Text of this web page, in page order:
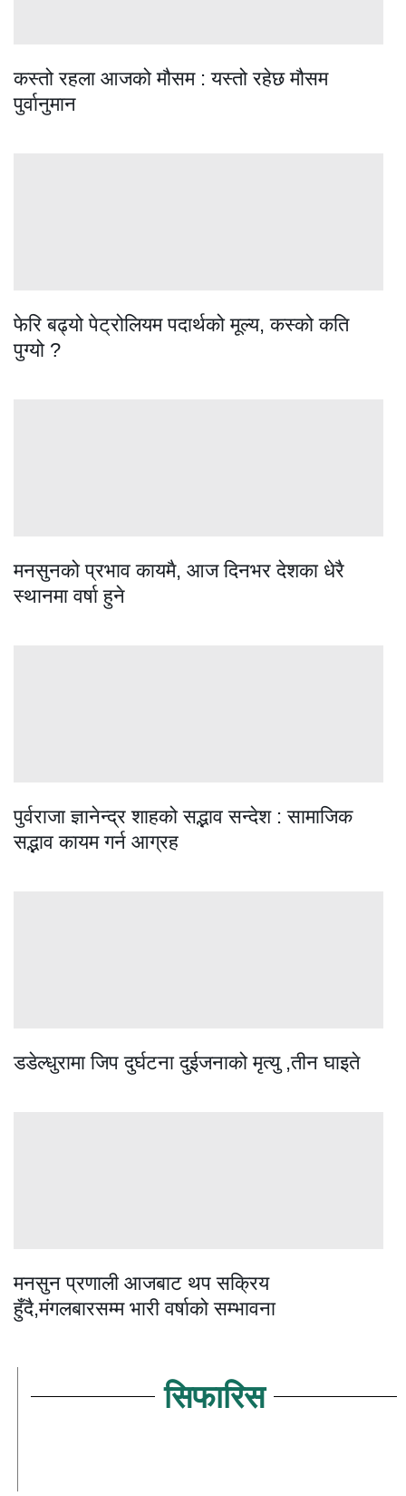
सिफारिस
कस्तो रहला आजको मौसम : यस्तो रहेछ मौसम
पुर्वानुमान
फेरि बढ्यो पेट्रोलियम पदार्थको मूल्य, कस्को कति
पुग्यो ?
मनसुनको प्रभाव कायमै, आज दिनभर देशका धेरै
स्थानमा वर्षा हुने
पुर्वराजा ज्ञानेन्द्र शाहको सद्भाव सन्देश : सामाजिक
सद्भाव कायम गर्न आग्रह
डडेल्धुरामा जिप दुर्घटना दुईजनाको मृत्यु ,तीन घाइते
मनसुन प्रणाली आजबाट थप सक्रिय
हुँदै,मंगलबारसम्म भारी वर्षाको सम्भावना